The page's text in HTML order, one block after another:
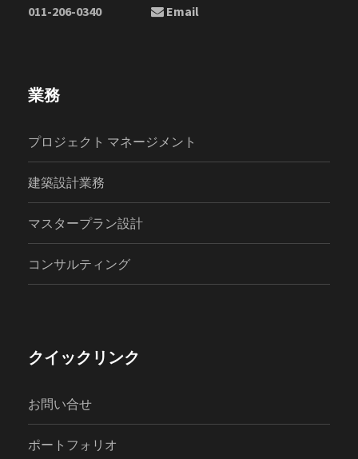
011-206-0340
Email
業務
プロジェクト マネージメント
建築設計業務
マスタープラン設計
コンサルティング
クイックリンク
お問い合せ
ポートフォリオ